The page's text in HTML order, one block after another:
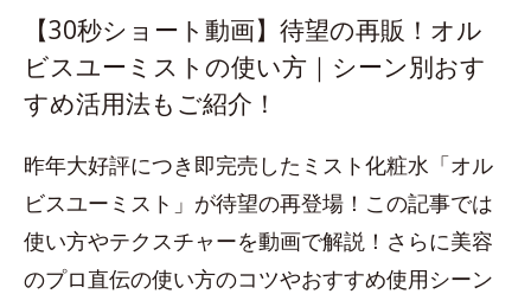
【30秒ショート動画】待望の再販！オル
ビスユーミストの使い方｜シーン別おす
すめ活用法もご紹介！
昨年大好評につき即完売したミスト化粧水「オル
ビスユーミスト」が待望の再登場！この記事では
使い方やテクスチャーを動画で解説！さらに美容
のプロ直伝の使い方のコツやおすすめ使用シーン